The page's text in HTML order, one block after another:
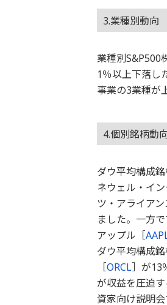
3.業種別動向
業種別S&P500
1％以上下落し
事業の3業種が
4.個別銘柄動
ダウ平均構成
ネウェル・イ
ツ・アライアン
ました。一方
アップル［
ダウ平均構成
［ORCL］が13
が収益を圧迫
資家向け説明